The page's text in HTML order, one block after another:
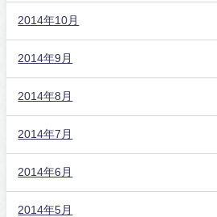
2014年10月
2014年9月
2014年8月
2014年7月
2014年6月
2014年5月